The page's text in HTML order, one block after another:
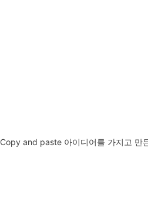
Copy and paste 아이디어를 가지고 만